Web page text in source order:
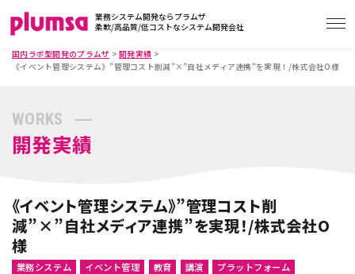
業務システム開発ならプラムザ
柔軟/高品質/低コストなシステム開発会社
国内ラボ型開発のプラムザ >開発実績 >
《イベント管理システム》”管理コスト削減”×”自社メディア連携”を実現！/株式会社O様
WORKS
開発実績
《イベント管理システム》”管理コスト削
減”×”自社メディア連携”を実現！/株式会社O
様
業務システム イベント管理 教育 講演 プラットフォーム